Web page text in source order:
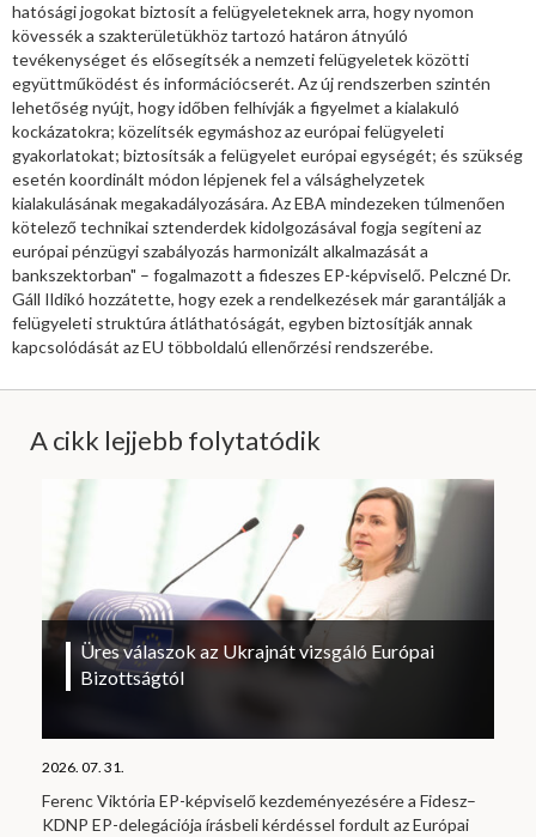
hatósági jogokat biztosít a felügyeleteknek arra, hogy nyomon
kövessék a szakterületükhöz tartozó határon átnyúló
tevékenységet és elősegítsék a nemzeti felügyeletek közötti
együttműködést és információcserét. Az új rendszerben szintén
lehetőség nyújt, hogy időben felhívják a figyelmet a kialakuló
kockázatokra; közelítsék egymáshoz az európai felügyeleti
gyakorlatokat; biztosítsák a felügyelet európai egységét; és szükség
esetén koordinált módon lépjenek fel a válsághelyzetek
kialakulásának megakadályozására. Az EBA mindezeken túlmenően
kötelező technikai sztenderdek kidolgozásával fogja segíteni az
európai pénzügyi szabályozás harmonizált alkalmazását a
bankszektorban" – fogalmazott a fideszes EP-képviselő. Pelczné Dr.
Gáll Ildikó hozzátette, hogy ezek a rendelkezések már garantálják a
felügyeleti struktúra átláthatóságát, egyben biztosítják annak
kapcsolódását az EU többoldalú ellenőrzési rendszerébe.
A cikk lejjebb folytatódik
Üres válaszok az Ukrajnát vizsgáló Európai
Bizottságtól
2026. 07. 31.
Ferenc Viktória EP-képviselő kezdeményezésére a Fidesz–
KDNP EP-delegációja írásbeli kérdéssel fordult az Európai